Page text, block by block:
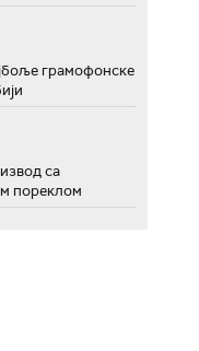
грамофонске
са
пореклом